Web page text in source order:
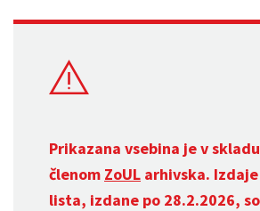
Prikazana vsebina je v
členom ZoUL arhivska.
lista, izdane po 28.2.2026,